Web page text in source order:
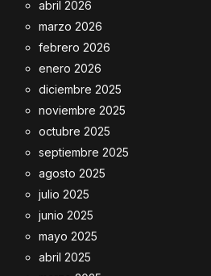
abril 2026
marzo 2026
febrero 2026
enero 2026
diciembre 2025
noviembre 2025
octubre 2025
septiembre 2025
agosto 2025
julio 2025
junio 2025
mayo 2025
abril 2025